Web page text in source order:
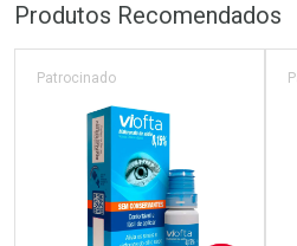
Produtos Recomendados
Patrocinado